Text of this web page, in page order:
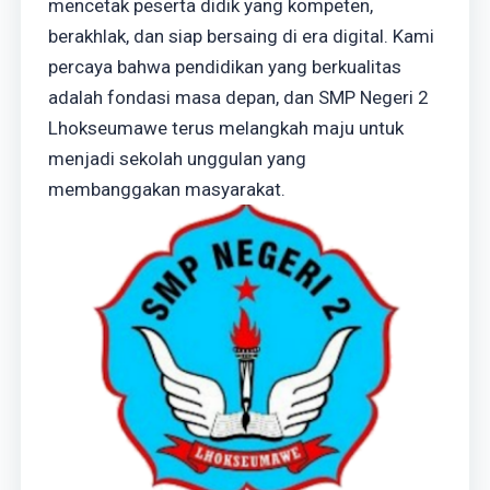
mencetak peserta didik yang kompeten,
berakhlak, dan siap bersaing di era digital. Kami
percaya bahwa pendidikan yang berkualitas
adalah fondasi masa depan, dan SMP Negeri 2
Lhokseumawe terus melangkah maju untuk
menjadi sekolah unggulan yang
membanggakan masyarakat.